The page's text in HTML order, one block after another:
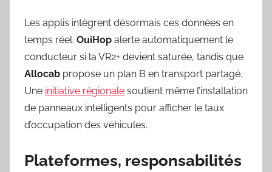
Les applis intègrent désormais ces données en
temps réel. OuiHop alerte automatiquement le
conducteur si la VR2+ devient saturée, tandis que
Allocab propose un plan B en transport partagé.
Une initiative régionale soutient même l’installation
de panneaux intelligents pour afficher le taux
d’occupation des véhicules.
Plateformes, responsabilités